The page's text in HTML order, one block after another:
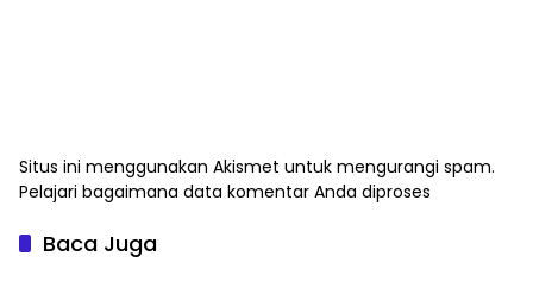
Situs ini menggunakan Akismet untuk mengurangi spam.
Pelajari bagaimana data komentar Anda diproses
Baca Juga